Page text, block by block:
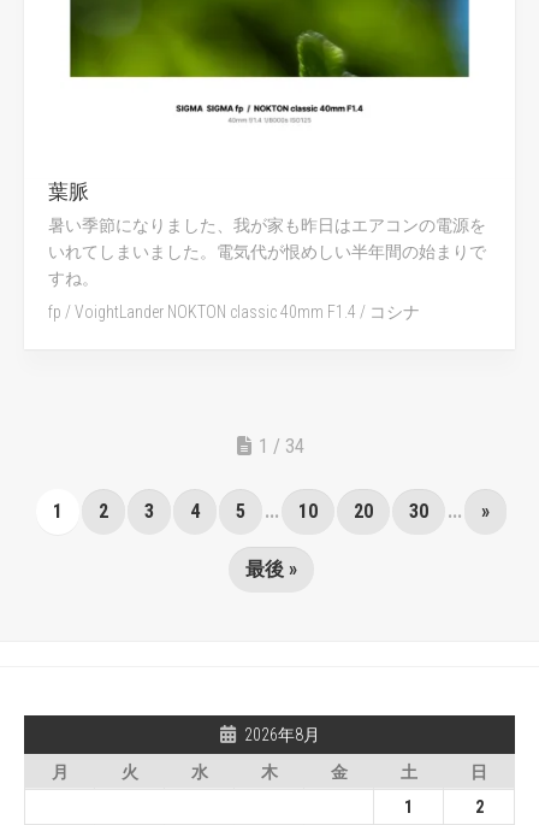
葉脈
暑い季節になりました、我が家も昨日はエアコンの電源を
いれてしまいました。電気代が恨めしい半年間の始まりで
すね。
fp /VoightLander NOKTON classic 40mm F1.4 / コシナ
1 / 34
1 2 3 4 5 ... 10 20 30 ... »
最後 »
2026年8月
月
火 水 木 金 土
日
1
2